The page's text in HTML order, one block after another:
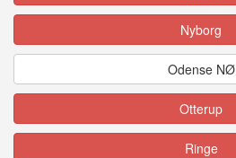
Nyborg
Odense NØ
Otterup
Ringe